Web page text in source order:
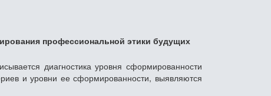
профессиональной этики будущих
диагностика уровня сформированности
и уровни ее сформированности, выявляются